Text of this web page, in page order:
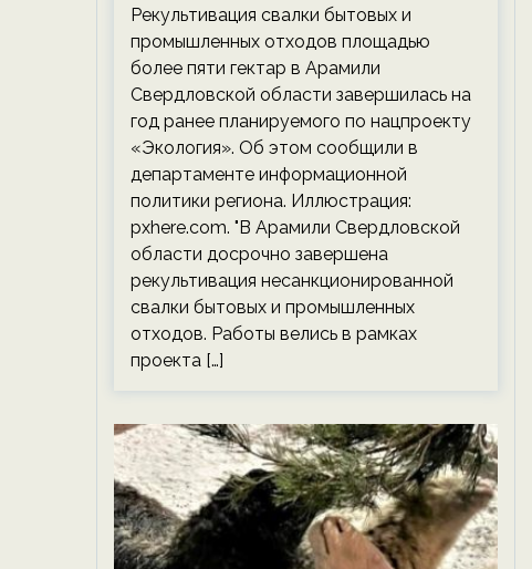
новости экологии на ECOportal
Рекультивация свалки бытовых и
промышленных отходов площадью
более пяти гектар в Арамили
Свердловской области завершилась на
год ранее планируемого по нацпроекту
«Экология». Об этом сообщили в
департаменте информационной
политики региона. Иллюстрация:
pxhere.com. "В Арамили Свердловской
области досрочно завершена
рекультивация несанкционированной
свалки бытовых и промышленных
отходов. Работы велись в рамках
проекта […]